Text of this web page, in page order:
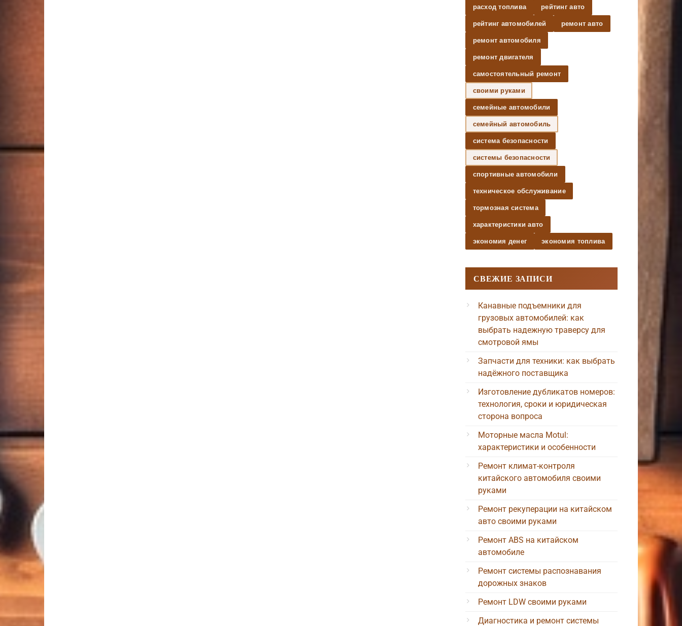
расход топлива рейтинг авто
рейтинг автомобилей ремонт авто
ремонт автомобиля
ремонт двигателя
самостоятельный ремонт
своими руками
семейные автомобили
семейный автомобиль
система безопасности
системы безопасности
спортивные автомобили
техническое обслуживание
тормозная система
характеристики авто
экономия денег экономия топлива
СВЕЖИЕ ЗАПИСИ
Канавные подъемники для
грузовых автомобилей: как
выбрать надежную траверсу для
смотровой ямы
Запчасти для техники: как выбрать
надёжного поставщика
Изготовление дубликатов номеров:
технология, сроки и юридическая
сторона вопроса
Моторные масла Motul:
характеристики и особенности
Ремонт климат-контроля
китайского автомобиля своими
руками
Ремонт рекуперации на китайском
авто своими руками
Ремонт ABS на китайском
автомобиле
Ремонт системы распознавания
дорожных знаков
Ремонт LDW своими руками
Диагностика и ремонт системы